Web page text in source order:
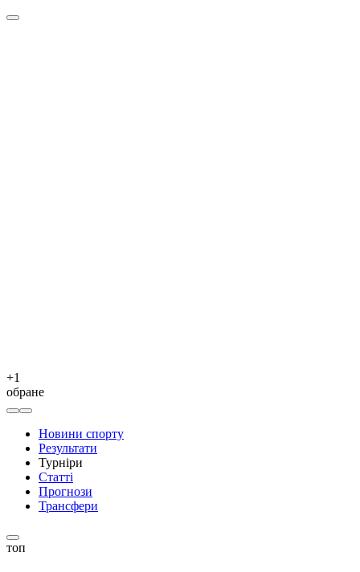
+1
обране
Новини спорту
Результати
Турніри
Статті
Прогнози
Трансфери
топ